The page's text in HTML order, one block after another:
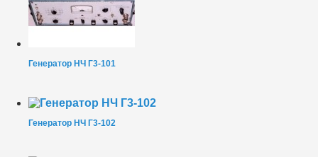
Генератор НЧ Г3-101
Генератор НЧ Г3-102